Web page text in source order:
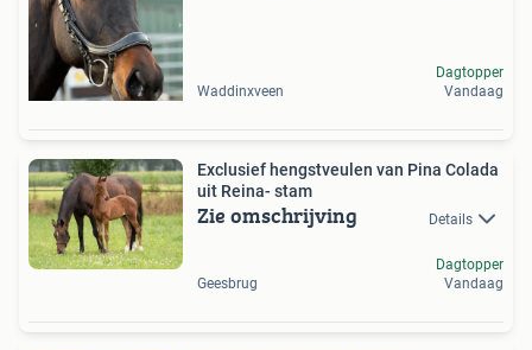
Waddinxveen
Dagtopper
Vandaag
Exclusief hengstveulen van Pina Colada
uit Reina- stam
Zie omschrijving Details
Geesbrug
Dagtopper
Vandaag